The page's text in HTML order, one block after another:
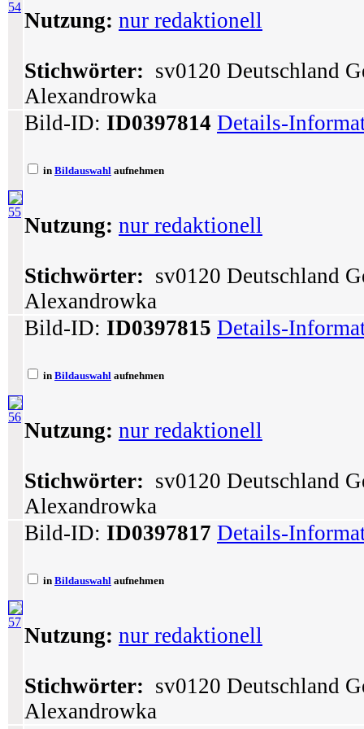
54
Nutzung: nur redaktionell
Stichwörter: sv0120 Deutschland
Alexandrowka
55
Bild-ID: ID0397814 Details-
in Bildauswahl aufnehmen
Nutzung: nur redaktionell
Stichwörter: sv0120 Deutschland
Alexandrowka
56
Bild-ID: ID0397815 Details-
in Bildauswahl aufnehmen
Nutzung: nur redaktionell
Stichwörter: sv0120 Deutschland
Alexandrowka
57
Bild-ID: ID0397817 Details-
in Bildauswahl aufnehmen
Nutzung: nur redaktionell
Stichwörter: sv0120 Deutschland
Alexandrowka